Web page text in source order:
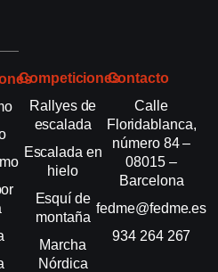
Competiciones
Rallyes de
escalada
Escalada en
hielo
Esquí de
montaña
Marcha
Nórdica
Contacto
Calle
Floridablanca,
número 84 –
08015 –
Barcelona
fedme@fedme.es
934 264 267